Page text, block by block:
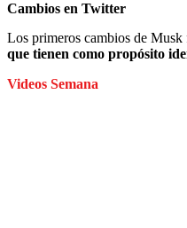
Cambios en Twitter
Los primeros cambios de Musk
que tienen como propósito
Videos Semana